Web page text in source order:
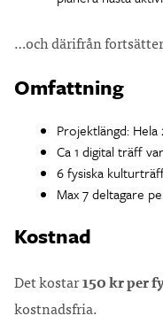
…och därifrån
Omfattning
Projektlängd: Hela
Ca 1 digital träff
6 fysiska
Max 7 deltagare
Kostnad
Det kostar150 kr per
kostnadsfria.